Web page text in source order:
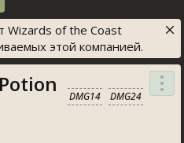
of the Coast
этой компанией.
DMG14 DMG24